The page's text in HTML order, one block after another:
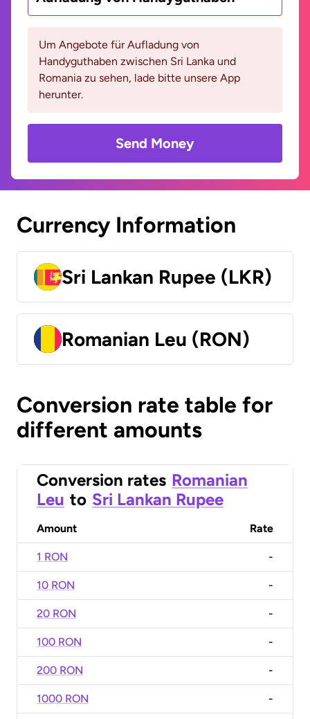
Um Angebote für Aufladung von
Handyguthaben zwischen Sri Lanka und
Romania zu sehen, lade bitte unsere App
herunter.
Send Money
Currency Information
Sri Lankan Rupee (LKR)
Romanian Leu (RON)
Conversion rate table for
different amounts
Conversion rates Romanian
Leu to Sri Lankan Rupee
Amount Rate
1 RON -
10 RON -
20 RON -
100 RON -
200 RON -
1000 RON -